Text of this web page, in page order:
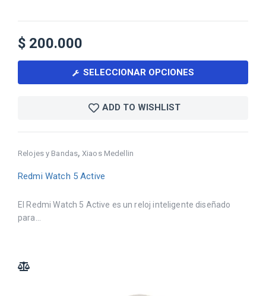
Relojes y Bandas,Xiaos Medellin
Redmi Watch 5 Active
El Redmi Watch 5 Active es un reloj inteligente diseñado
para...
$ 200.000
SELECCIONAR OPCIONES
ADD TO WISHLIST